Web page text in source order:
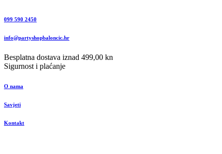
099 590 2450
info@partyshopbaloncic.hr
Besplatna dostava iznad 499,00 kn
Sigurnost i plaćanje
O nama
Savjeti
Kontakt